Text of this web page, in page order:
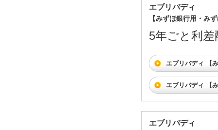
エブリバディ
【みずほ銀行用・み
5年ごと利
エブリバディ 【
エブリバディ 【
エブリバディ